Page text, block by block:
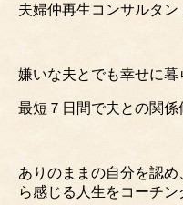
夫婦仲再生コンサルタ
嫌いな夫とでも幸せに
最短７日間で夫との関係
ありのままの自分を認
ら感じる人生をコーチン